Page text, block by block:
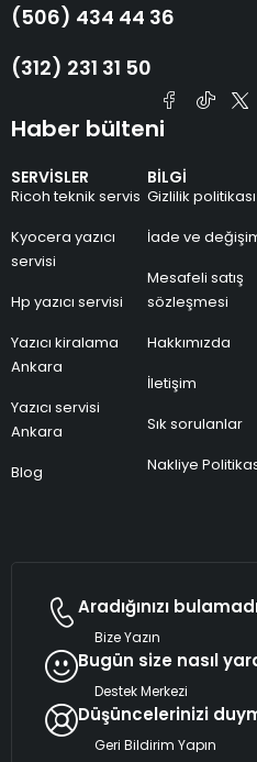
(506) 434 44 36
(312) 231 31 50
SERVİSLER
Ricoh teknik servis
Kyocera yazıcı
servisi
Hp yazıcı servisi
Yazıcı kiralama
Ankara
Yazıcı servisi
Ankara
Blog
BİLGİ
Gizlilik politikası
İade ve
Mesafeli satış
sözleşmesi
Hakkımızda
İletişim
Sık sorulanlar
Nakliye
Haber bülteni
Aradığınızı
Bize Yazın
Bugün size nasıl
Destek Merkezi
Düşüncelerinizi
Geri Bildirim Yapın